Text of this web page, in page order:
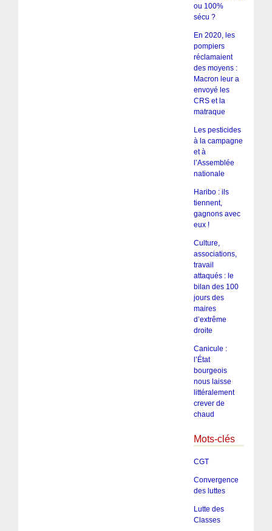
ou 100%
sécu ?
En 2020, les
pompiers
réclamaient
des moyens :
Macron leur a
envoyé les
CRS et la
matraque
Les pesticides
à la campagne
et à
l’Assemblée
nationale
Haribo : ils
tiennent,
gagnons avec
eux !
Culture,
associations,
travail
attaqués : le
bilan des 100
jours des
maires
d’extrême
droite
Canicule :
l’État
bourgeois
nous laisse
littéralement
crever de
chaud
Mots-clés
CGT
Convergence
des luttes
Lutte des
Classes